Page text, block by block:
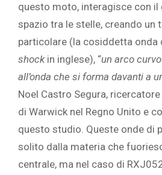
questo moto, interagisce con il
spazio tra le stelle, creando un
particolare (la cosiddetta onda
shock in inglese), “un arco
all’onda che si forma davanti a
Noel Castro Segura,
di Warwick nel Regno Unito e
questo studio. Queste onde di
solito dalla materia che
centrale, ma nel caso di